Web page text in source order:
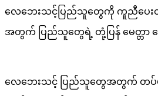
လေဘေးသင့်ပြည်သူတွေကို ကူညီပေး
အတွက် ပြည်သူတွေရဲ့ တုံ့ပြန် မေတ္တာ
လေဘေးသင့် ပြည်သူတွေအတွက် တပ်